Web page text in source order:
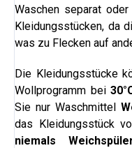
Waschen separat
Kleidungsstücken, da
was zu Flecken auf
Die Kleidungsstücke
Wollprogramm bei
Sie nur Waschmittel
das Kleidungsstück
niemals